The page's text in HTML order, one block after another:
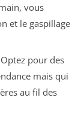
vous
et le gaspillage
pour des
mais qui
au fil des